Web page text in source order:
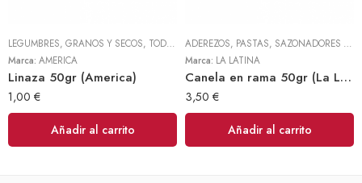
LEGUMBRES, GRANOS Y SECOS, TODOS
Marca: AMERICA
Linaza 50gr (America)
1,00 €
Añadir al carrito
ADEREZOS, PASTAS, SAZONADORES Y CONDIMENTOS
Marca: LA LATINA
Canela en rama 50gr (La Latina)
3,50 €
Añadir al carrito